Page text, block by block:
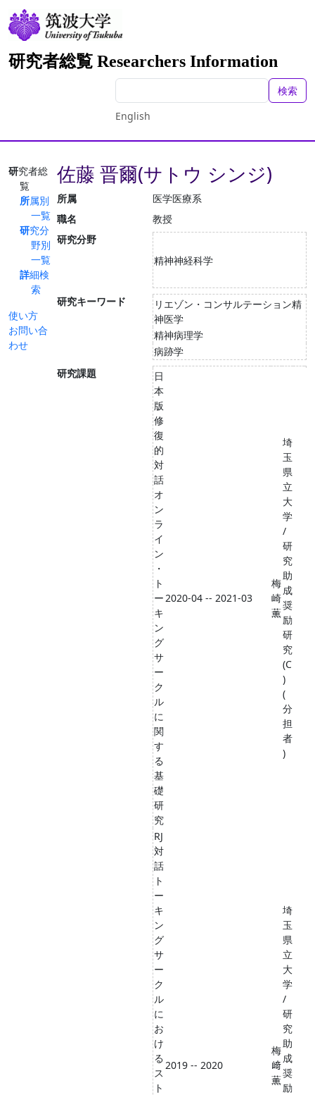
研究者総覧 Researchers Information
検索
English
研究者総
覧
所属別
一覧
研究分
野別
一覧
詳細検
索
使い方
お問い合
わせ
佐藤 晋爾(サトウ シンジ)
所属
医学医療系
職名
教授
研究分野
精神神経科学
研究キーワード
リエゾン・コンサルテーション精
神医学
精神病理学
病跡学
研究課題
日
本
版
修
復
的
対
話
オ
ン
ラ
イ
ン
・
ト
ー
キ
ン
グ
サ
ー
ク
ル
に
関
す
る
基
礎
研
究
2020-04 -- 2021-03
梅
崎
薫
埼
玉
県
立
大
学
/
研
究
助
成
奨
励
研
究
(C
)
(
分
担
者
)
RJ
対
話
ト
ー
キ
ン
グ
サ
ー
ク
ル
に
お
け
る
ス
ト
2019 -- 2020
梅
﨑
薫
埼
玉
県
立
大
学
/
研
究
助
成
奨
励